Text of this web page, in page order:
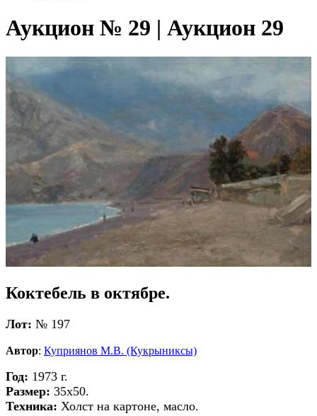
Аукцион № 29 | Аукцион 29
Коктебель в октябре.
Лот: № 197
Автор: Куприянов М.В. (Кукрыниксы)
Год: 1973 г.
Размер: 35х50.
Техника: Холст на картоне, масло.